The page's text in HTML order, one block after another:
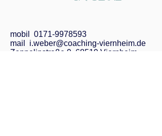
mobil 0171-9978593
mail i.weber@coaching-viernheim.de
Zeppelinstraße 9, 68519 Viernheim